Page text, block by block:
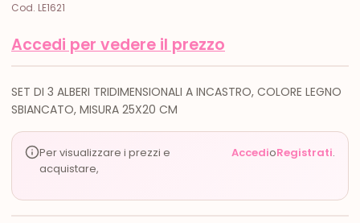
Cod. LE1621
Accedi per vedere il prezzo
SET DI 3 ALBERI TRIDIMENSIONALI A INCASTRO, COLORE LEGNO
SBIANCATO, MISURA 25X20 CM
Per visualizzare i prezzi e
acquistare,
AccedioRegistrati.